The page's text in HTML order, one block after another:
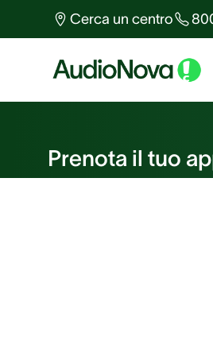
Cerca un centro
Prenota il tuo